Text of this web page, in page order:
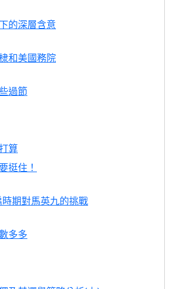
的深層含意
和美國務院
過節
算
挺住！
期對馬英九的挑戰
多多